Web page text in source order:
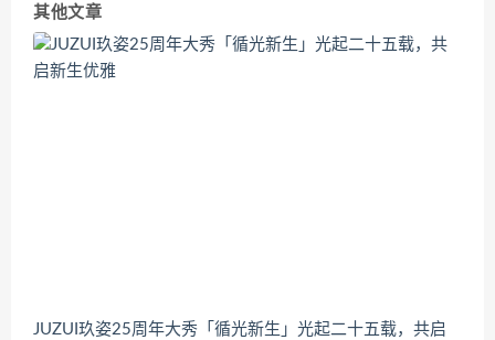
其他文章
JUZUI玖姿25周年大秀「循光新生」光起二十五载，共启